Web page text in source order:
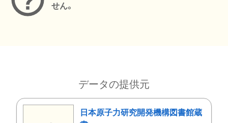
せん。
データの提供元
日本原子力研究開発機構図書館蔵